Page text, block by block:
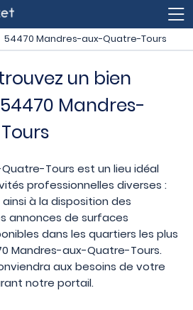
54470 Mandres-aux-Quatre-Tours
un bien
Mandres-
Tours est un lieu idéal
professionnelles diverses :
à la disposition des
annonces de surfaces
dans les quartiers les plus
Mandres-aux-Quatre-Tours.
aux besoins de votre
notre portail.